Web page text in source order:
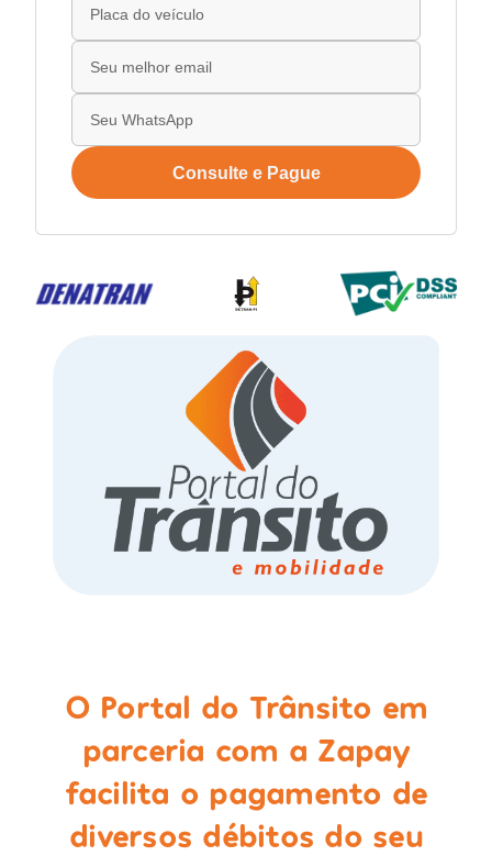
Consulte e Pague
O Portal do Trânsito em
parceria com a Zapay
facilita o pagamento de
diversos débitos do seu